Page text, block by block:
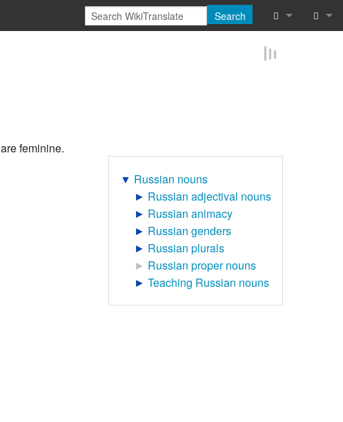
Search
▼ Russian nouns
► Russian adjectival nouns
► Russian animacy
► Russian genders
► Russian plurals
► Russian proper nouns
► Teaching Russian nouns
are feminine.